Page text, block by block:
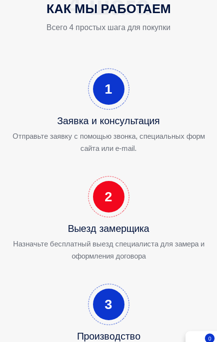
0
КАК МЫ РАБОТАЕМ
Всего 4 простых шага для покупки
1
Заявка и консультация
Отправьте заявку с помощью звонка, специальных форм
сайта или e-mail.
2
Выезд замерщика
Назначьте бесплатный выезд специалиста для замера и
оформления договора
3
Производство